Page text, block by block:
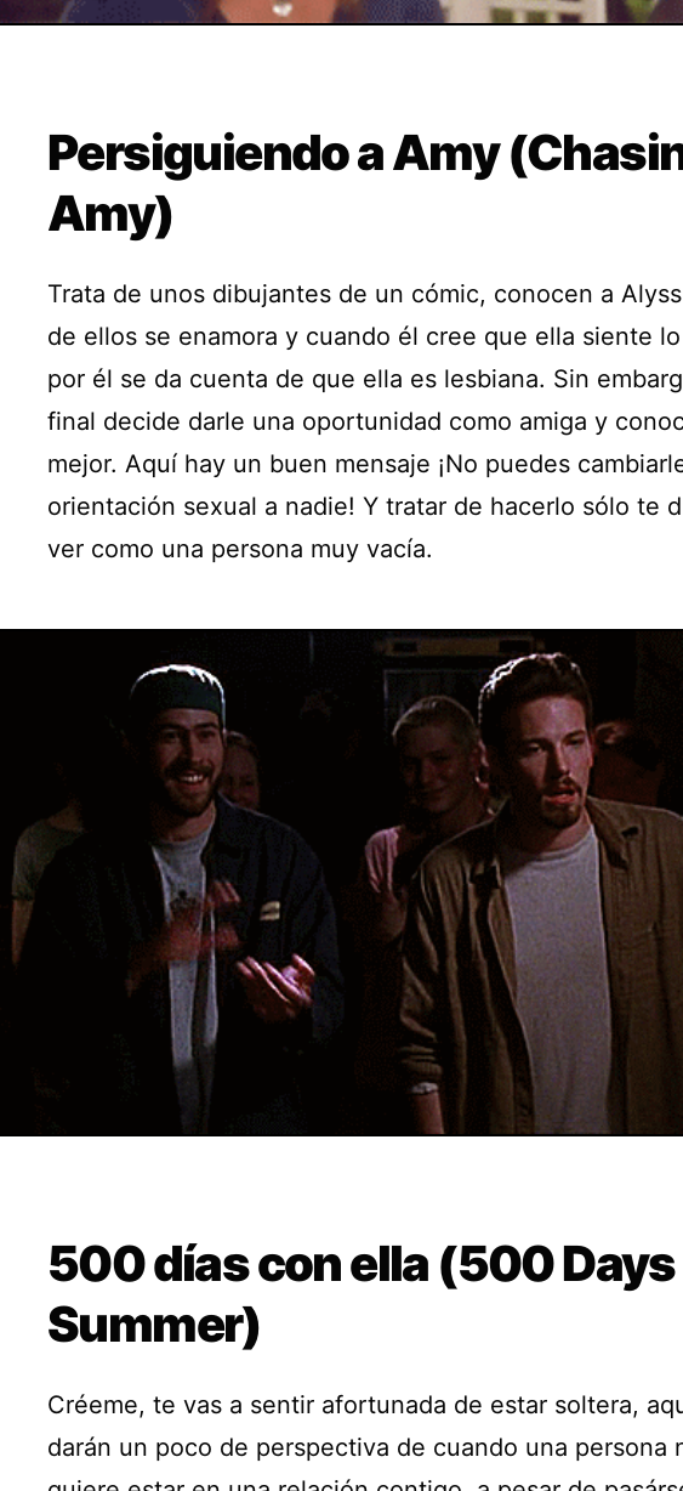
Persiguiendo a Amy
Amy)
Trata de unos dibujantes de un cómic, conocen a
de ellos se enamora y cuando él cree que ella siente
por él se da cuenta de que ella es lesbiana. Sin
final decide darle una oportunidad como amiga y
mejor. Aquí hay un buen mensaje ¡No puedes
orientación sexual a nadie! Y tratar de hacerlo sólo te
ver como una persona muy vacía.
500 días con ella (500
Summer)
Créeme, te vas a sentir afortunada de estar soltera,
darán un poco de perspectiva de cuando una persona